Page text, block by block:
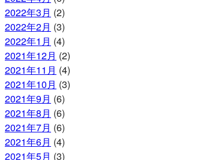
2022年3月 (2)
2022年2月 (3)
2022年1月 (4)
2021年12月 (2)
2021年11月 (4)
2021年10月 (3)
2021年9月 (6)
2021年8月 (6)
2021年7月 (6)
2021年6月 (4)
2021年5月 (3)